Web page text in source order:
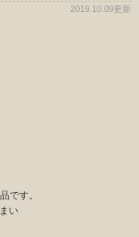
2019.10.09更新
です。
い